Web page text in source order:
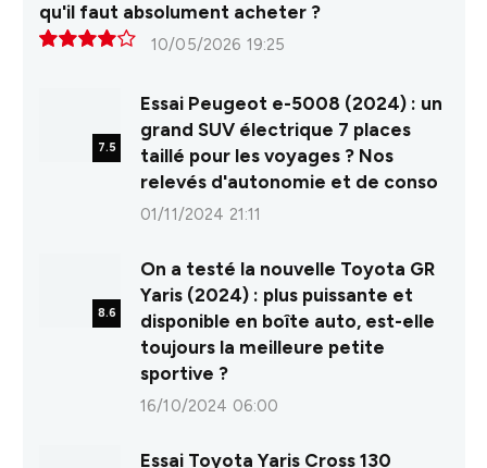
qu'il faut absolument acheter ?
10/05/2026 19:25
7.5
Essai Peugeot e-5008 (2024) : un
grand SUV électrique 7 places
taillé pour les voyages ? Nos
relevés d'autonomie et de conso
01/11/2024 21:11
8.6
On a testé la nouvelle Toyota GR
Yaris (2024) : plus puissante et
disponible en boîte auto, est-elle
toujours la meilleure petite
sportive ?
16/10/2024 06:00
Essai Toyota Yaris Cross 130